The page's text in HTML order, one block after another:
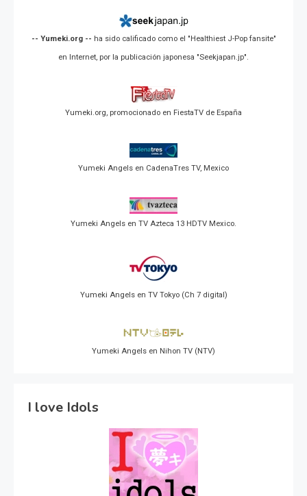
-- Yumeki.org -- ha sido calificado como el "Healthiest J-Pop fansite"
en Internet, por la publicación japonesa "Seekjapan.jp".
Yumeki.org, promocionado en FiestaTV de España
Yumeki Angels en CadenaTres TV, Mexico
Yumeki Angels en TV Azteca 13 HDTV Mexico.
Yumeki Angels en TV Tokyo (Ch 7 digital)
Yumeki Angels en Nihon TV (NTV)
I love Idols